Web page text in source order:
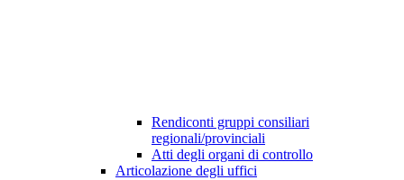
Rendiconti gruppi consiliari
regionali/provinciali
Atti degli organi di controllo
Articolazione degli uffici